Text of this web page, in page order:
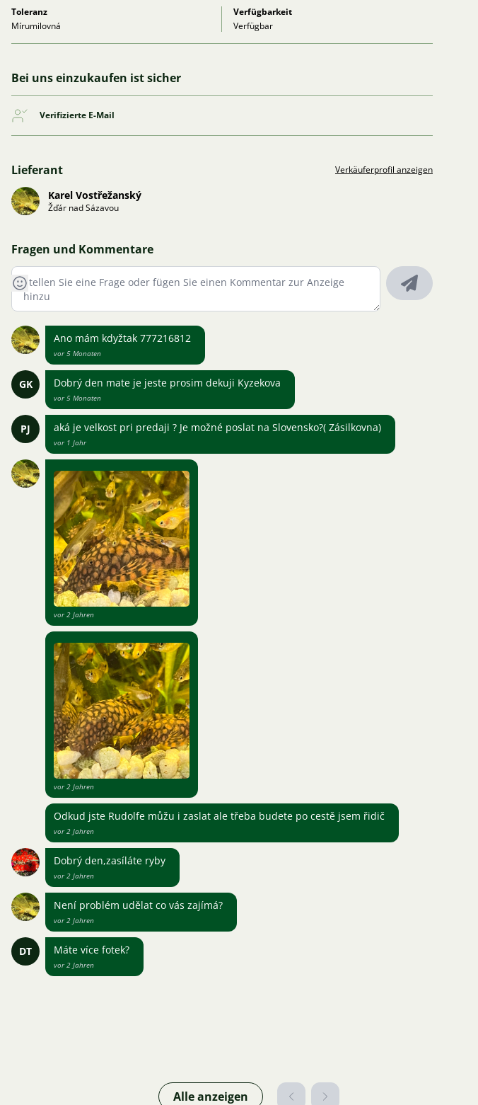
Toleranz
Mírumilovná
Verfügbarkeit
Verfügbar
Bei uns einzukaufen ist sicher
Verifizierte E-Mail
Lieferant Verkäuferprofil anzeigen
Karel Vostřežanský
Žďár nad Sázavou
Fragen und Kommentare
Ano mám kdyžtak 777216812
vor 5 Monaten
GK Dobrý den mate je jeste prosim dekuji Kyzekova
vor 5 Monaten
PJ aká je velkost pri predaji ? Je možné poslat na Slovensko?( Zásilkovna)
vor 1 Jahr
vor 2 Jahren
vor 2 Jahren
Odkud jste Rudolfe můžu i zaslat ale třeba budete po cestě jsem řidič
vor 2 Jahren
Dobrý den,zasíláte ryby
vor 2 Jahren
Není problém udělat co vás zajímá?
vor 2 Jahren
DT Máte více fotek?
vor 2 Jahren
Alle anzeigen